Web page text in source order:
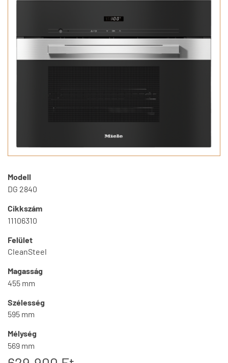
Modell
DG 2840
Cikkszám
11106310
Felület
CleanSteel
Magasság
455 mm
Szélesség
595 mm
Mélység
569 mm